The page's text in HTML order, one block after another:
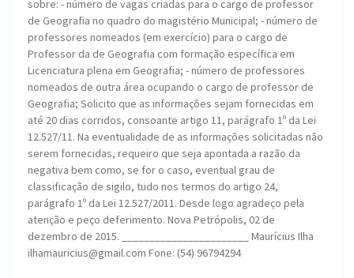
sobre: - número de vagas criadas para o cargo de professor
de Geografia no quadro do magistério Municipal; - número de
professores nomeados (em exercício) para o cargo de
Professor da de Geografia com formação específica em
Licenciatura plena em Geografia; - número de professores
nomeados de outra área ocupando o cargo de professor de
Geografia; Solicito que as informações sejam fornecidas em
até 20 dias corridos, consoante artigo 11, parágrafo 1º da Lei
12.527/11. Na eventualidade de as informações solicitadas não
serem fornecidas, requeiro que seja apontada a razão da
negativa bem como, se for o caso, eventual grau de
classificação de sigilo, tudo nos termos do artigo 24,
parágrafo 1º da Lei 12.527/2011. Desde logo agradeço pela
atenção e peço deferimento. Nova Petrópolis, 02 de
dezembro de 2015. _______________________ Maurícius Ilha
ilhamauricius@gmail.com Fone: (54) 96794294